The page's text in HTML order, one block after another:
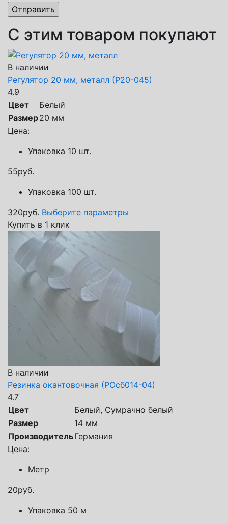
С этим товаром покупают
В наличии
Регулятор 20 мм, металл (Р20-045)
4.9
Цвет
Белый
Размер20 мм
Цена:
Упаковка 10 шт.
55руб.
Упаковка 100 шт.
320руб. Выберите параметры
Купить в 1 клик
В наличии
Резинка окантовочная (РОсб014-04)
4.7
Цвет
Белый, Сумрачно белый
Размер
14 мм
ПроизводительГермания
Цена:
Метр
20руб.
Упаковка 50 м